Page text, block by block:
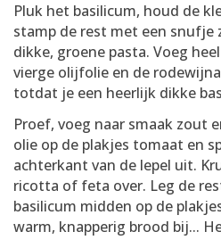
Pluk het basilicum, houd de
stamp de rest met een snufje
dikke, groene pasta. Voeg
vierge olijfolie en de
totdat je een heerlijk dikke
Proef, voeg naar smaak zout
olie op de plakjes tomaat en
achterkant van de lepel uit.
ricotta of feta over. Leg de
basilicum midden op de
warm, knapperig brood bij...